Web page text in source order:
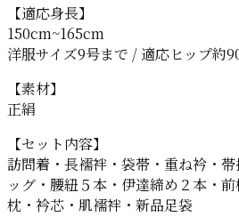
【適応身長】
150cm~165cm
洋服サイズ9号まで / 適応ヒップ約
【素材】
正絹
【セット内容】
訪問着・長襦袢・袋帯・重ね衿・
ッグ・腰紐５本・伊達締め２本・
枕・衿芯・肌襦袢・新品足袋